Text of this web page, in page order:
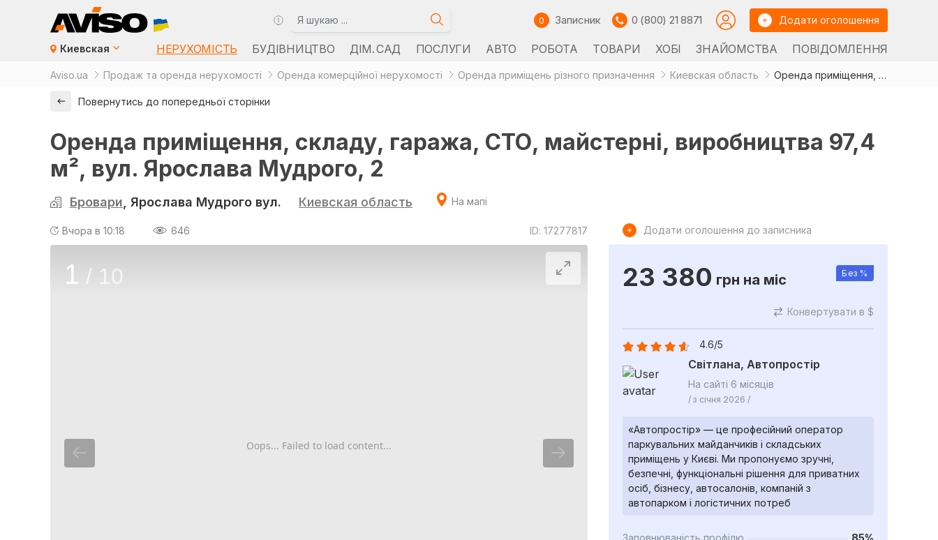
0 Записник 0 (800) 21 8871 Додати оголошення
Киевская НЕРУХОМІСТЬ БУДІВНИЦТВО ДІМ. САД ПОСЛУГИ АВТО РОБОТА ТОВАРИ ХОБІ ЗНАЙОМСТВА ПОВІДОМЛЕННЯ
Aviso.ua Продаж та оренда нерухомості Оренда комерційної нерухомості Оренда приміщень різного призначення Киевская область Оренда приміщення, складу, гаража, СТО, майстерні, виробництва 97,4 м², вул. Ярослава Мудрого, 2
Повернутись до попередньої сторінки
Оренда приміщення, складу, гаража, СТО, майстерні, виробництва 97,4
м², вул. Ярослава Мудрого, 2
Бровари , Ярослава Мудрого вул. Киевская область На мапі
Вчора в 10:18 646 ID: 17277817
Oops... Failed to load content...
1 / 10
Додати оголошення до записника
23 380 грн на міс Без %
Конвертувати в $
4.6/5
Світлана, Автопростір
На сайті 6 місяців
/ з січня 2026 /
«Автопростір» — це професійний оператор
паркувальних майданчиків і складських
приміщень у Києві. Ми пропонуємо зручні,
безпечні, функціональні рішення для приватних
осіб, бізнесу, автосалонів, компаній з
автопарком і логістичних потреб
Заповнюваність профілю
85%